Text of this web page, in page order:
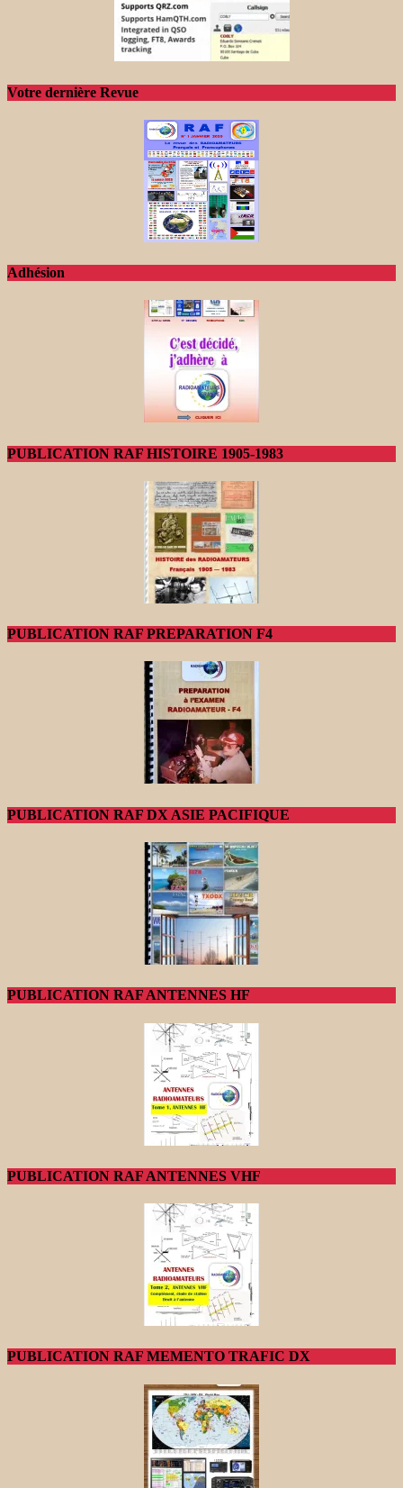
Votre dernière Revue
Adhésion
PUBLICATION RAF HISTOIRE 1905-1983
PUBLICATION RAF PREPARATION F4
PUBLICATION RAF DX ASIE PACIFIQUE
PUBLICATION RAF ANTENNES HF
PUBLICATION RAF ANTENNES VHF
PUBLICATION RAF MEMENTO TRAFIC DX